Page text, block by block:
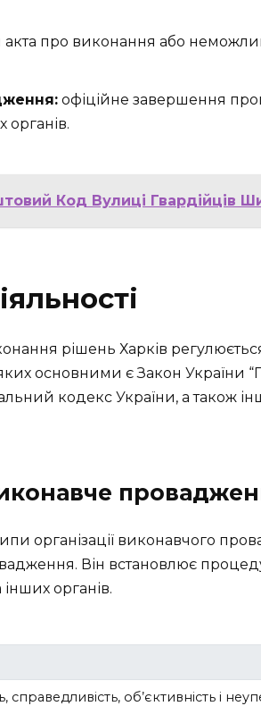
про виконання або
офіційне завершення
органів.
Код Вулиці Гвардійців
рішень Харків
яких основними є Закон України
кодекс України, а також
організації виконавчого
Він встановлює
інших органів.
справедливість, об’єктивність і